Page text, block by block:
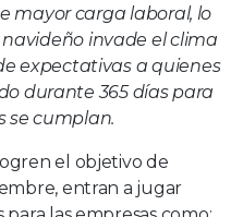
mayor carga laboral, lo
invade el clima
expectativas a quienes
durante 365 días para
se cumplan.
el objetivo de
entran a jugar